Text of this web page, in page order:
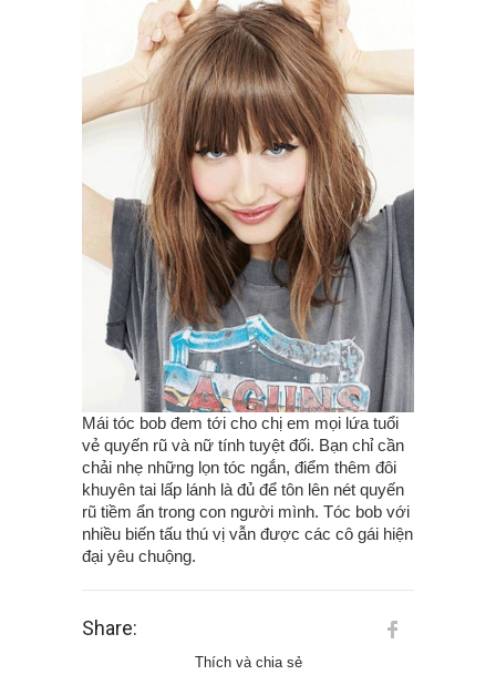
Mái tóc bob đem tới cho chị em mọi lứa tuổi
vẻ quyến rũ và nữ tính tuyệt đối. Bạn chỉ cần
chải nhẹ những lọn tóc ngắn, điểm thêm đôi
khuyên tai lấp lánh là đủ để tôn lên nét quyến
rũ tiềm ẩn trong con người mình. Tóc bob với
nhiều biến tấu thú vị vẫn được các cô gái hiện
đại yêu chuộng.
Share:
Thích và chia sẻ